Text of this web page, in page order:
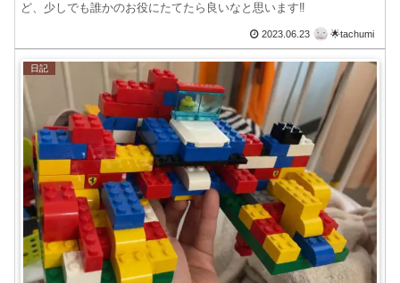
ど、少しでも誰かのお役にたてたら良いなと思います‼︎
2023.06.23 🌟tachumi
日記